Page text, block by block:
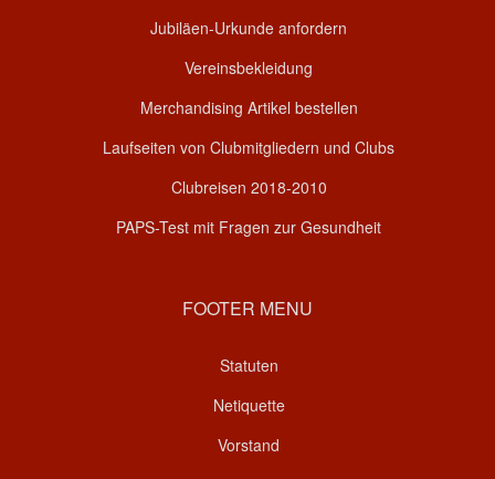
Jubiläen-Urkunde anfordern
Vereinsbekleidung
Merchandising Artikel bestellen
Laufseiten von Clubmitgliedern und Clubs
Clubreisen 2018-2010
PAPS-Test mit Fragen zur Gesundheit
FOOTER MENU
Statuten
Netiquette
Vorstand